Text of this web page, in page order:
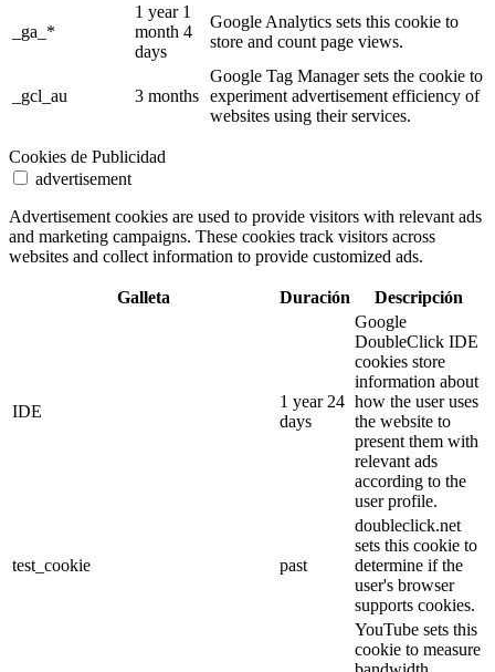
_ga_*
1 year 1
month 4
days
Google Analytics sets this cookie to
store and count page views.
_gcl_au 3 months
Google Tag Manager sets the cookie to
experiment advertisement efficiency of
websites using their services.
Cookies de Publicidad
advertisement
Advertisement cookies are used to provide visitors with relevant ads
and marketing campaigns. These cookies track visitors across
websites and collect information to provide customized ads.
Galleta Duración Descripción
IDE
1 year 24
days
Google
DoubleClick IDE
cookies store
information about
how the user uses
the website to
present them with
relevant ads
according to the
user profile.
test_cookie past
doubleclick.net
sets this cookie to
determine if the
user's browser
supports cookies.
YouTube sets this
cookie to measure